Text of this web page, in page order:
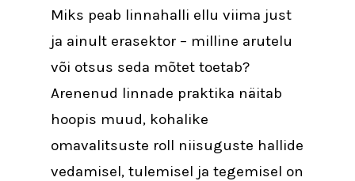
Miks peab linnahalli ellu viima just
ja ainult erasektor – milline arutelu
või otsus seda mõtet toetab?
Arenenud linnade praktika näitab
hoopis muud, kohalike
omavalitsuste roll niisuguste hallide
vedamisel, tulemisel ja tegemisel on